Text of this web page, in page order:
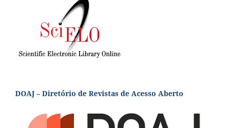
DOAJ – Diretório de Revistas de Acesso Aberto